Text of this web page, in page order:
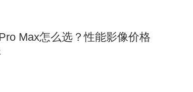
Max怎么选？性能影像价格